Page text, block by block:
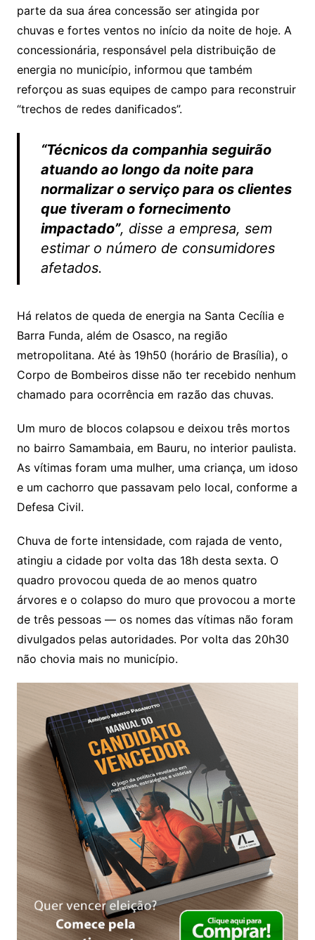
parte da sua área concessão ser atingida por
chuvas e fortes ventos no início da noite de hoje. A
concessionária, responsável pela distribuição de
energia no município, informou que também
reforçou as suas equipes de campo para reconstruir
“trechos de redes danificados”.
“Técnicos da companhia seguirão
atuando ao longo da noite para
normalizar o serviço para os clientes
que tiveram o fornecimento
impactado”, disse a empresa, sem
estimar o número de consumidores
afetados.
Há relatos de queda de energia na Santa Cecília e
Barra Funda, além de Osasco, na região
metropolitana. Até às 19h50 (horário de Brasília), o
Corpo de Bombeiros disse não ter recebido nenhum
chamado para ocorrência em razão das chuvas.
Um muro de blocos colapsou e deixou três mortos
no bairro Samambaia, em Bauru, no interior paulista.
As vítimas foram uma mulher, uma criança, um idoso
e um cachorro que passavam pelo local, conforme a
Defesa Civil.
Chuva de forte intensidade, com rajada de vento,
atingiu a cidade por volta das 18h desta sexta. O
quadro provocou queda de ao menos quatro
árvores e o colapso do muro que provocou a morte
de três pessoas — os nomes das vítimas não foram
divulgados pelas autoridades. Por volta das 20h30
não chovia mais no município.